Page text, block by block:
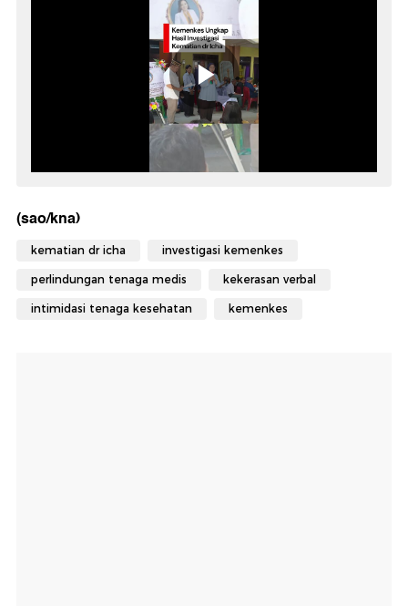
(sao/kna)
kematian dr icha investigasi kemenkes
perlindungan tenaga medis kekerasan verbal
intimidasi tenaga kesehatan kemenkes